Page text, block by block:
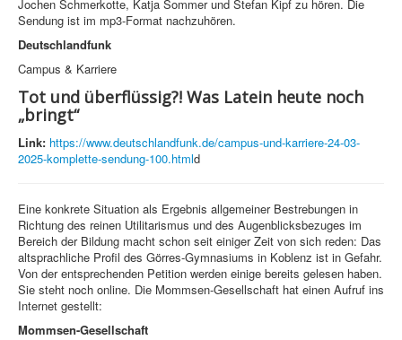
Jochen Schmerkotte, Katja Sommer und Stefan Kipf zu hören. Die
Sendung ist im mp3-Format nachzuhören.
Deutschlandfunk
Campus & Karriere
Tot und überflüssig?! Was Latein heute noch
„bringt“
Link: https://www.deutschlandfunk.de/campus-und-karriere-24-03-
2025-komplette-sendung-100.htmld
Eine konkrete Situation als Ergebnis allgemeiner Bestrebungen in
Richtung des reinen Utilitarismus und des Augenblicksbezuges im
Bereich der Bildung macht schon seit einiger Zeit von sich reden: Das
altsprachliche Profil des Görres-Gymnasiums in Koblenz ist in Gefahr.
Von der entsprechenden Petition werden einige bereits gelesen haben.
Sie steht noch online. Die Mommsen-Gesellschaft hat einen Aufruf ins
Internet gestellt:
Mommsen-Gesellschaft